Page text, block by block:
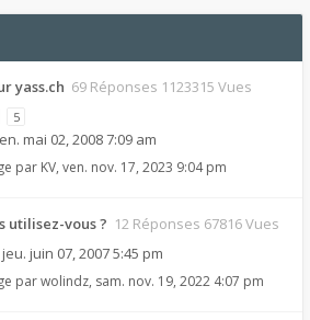
yass.ch 69 Réponses 1123315 Vues
5
mai 02, 2008 7:09 am
par KV, ven. nov. 17, 2023 9:04 pm
utilisez-vous ? 12 Réponses 67816 Vues
jeu. juin 07, 2007 5:45 pm
parwolindz, sam. nov. 19, 2022 4:07 pm